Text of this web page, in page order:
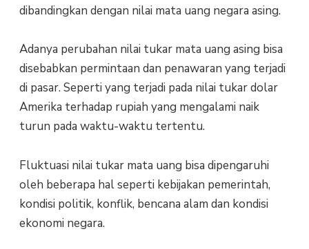
dibandingkan dengan nilai mata uang negara asing.
Adanya perubahan nilai tukar mata uang asing bisa
disebabkan permintaan dan penawaran yang terjadi
di pasar. Seperti yang terjadi pada nilai tukar dolar
Amerika terhadap rupiah yang mengalami naik
turun pada waktu-waktu tertentu.
Fluktuasi nilai tukar mata uang bisa dipengaruhi
oleh beberapa hal seperti kebijakan pemerintah,
kondisi politik, konflik, bencana alam dan kondisi
ekonomi negara.